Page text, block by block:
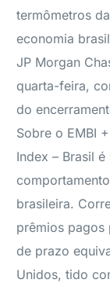
termômetros
economia
JP Morgan
quarta-feira,
do
Sobre o EMBI
Index – Brasil
brasileira.
prêmios pagos
de prazo
Unidos, tido